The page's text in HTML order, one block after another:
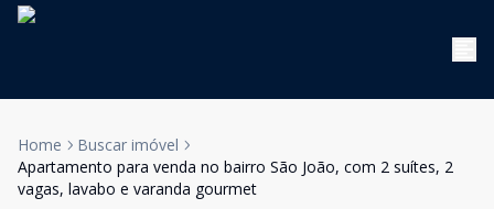
Home
Buscar imóvel
Apartamento para venda no bairro São João, com 2 suítes, 2
vagas, lavabo e varanda gourmet